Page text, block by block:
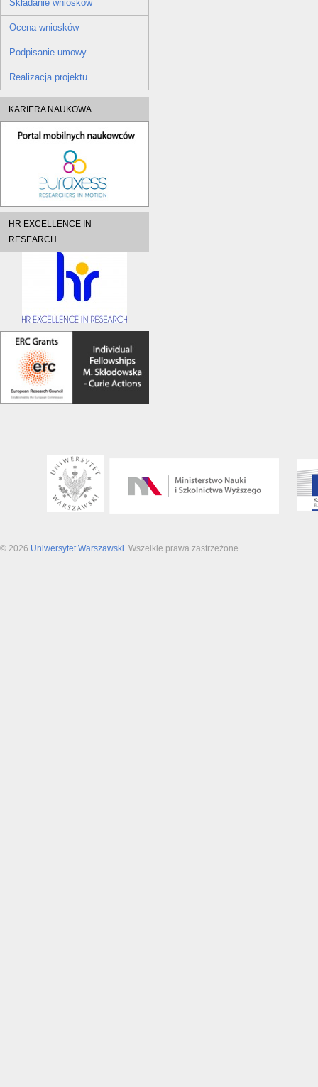
Składanie wniosków
Ocena wniosków
Podpisanie umowy
Realizacja projektu
KARIERA NAUKOWA
HR EXCELLENCE IN
RESEARCH
© 2026 Uniwersytet Warszawski . Wszelkie prawa zastrzeżone.